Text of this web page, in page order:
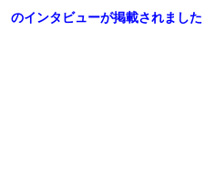
のインタビューが掲載されました